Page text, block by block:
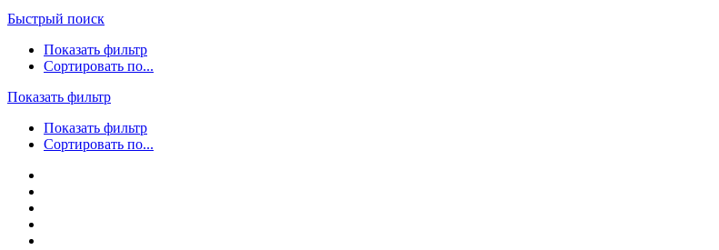
Быстрый поиск
Показать фильтр
Сортировать по...
Показать фильтр
Показать фильтр
Сортировать по...